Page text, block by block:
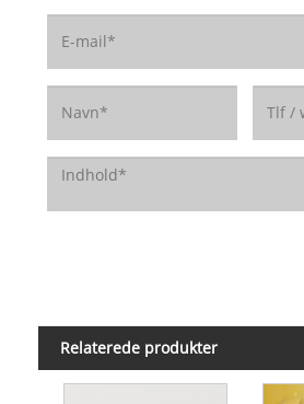
Relaterede produkter